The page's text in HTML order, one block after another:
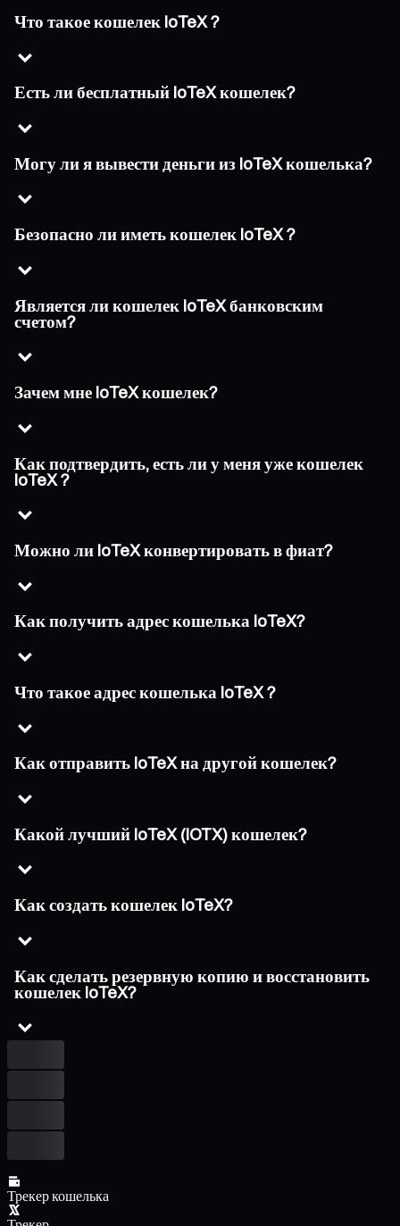
Что такое кошелек IoTeX ?
Есть ли бесплатный IoTeX кошелек?
Могу ли я вывести деньги из IoTeX кошелька?
Безопасно ли иметь кошелек IoTeX ?
Является ли кошелек IoTeX банковским
счетом?
Зачем мне IoTeX кошелек?
Как подтвердить, есть ли у меня уже кошелек
IoTeX ?
Можно ли IoTeX конвертировать в фиат?
Как получить адрес кошелька IoTeX?
Что такое адрес кошелька IoTeX ?
Как отправить IoTeX на другой кошелек?
Какой лучший IoTeX (IOTX) кошелек?
Как создать кошелек IoTeX?
Как сделать резервную копию и восстановить
кошелек IoTeX?
Трекер кошелька